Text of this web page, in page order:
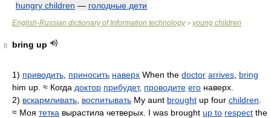
hungry children — голодные дети
English-Russian dictionary of Information technology> young children
8 bring up
1) приводить приносить наверх When the doctor arrives bring
him up. ≈ Когда доктор прибудет, проводите его наверх.
2) вскармливать воспитывать My aunt brought up four children
≈ Моя тетка вырастила четверых. I was brought up to respect the